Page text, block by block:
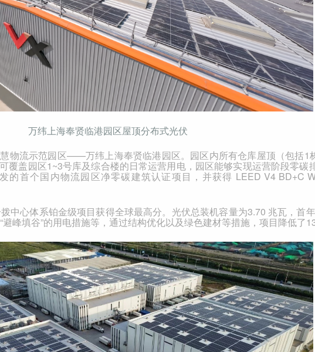
万纬上海奉贤临港园区屋顶分布式光伏
物流示范园区——万纬上海奉贤临港园区。园区内所有仓库屋顶（包括1
覆盖园区1~3号库及综合楼的日常运营用电，园区能够实现运营阶段零碳
的首个国内物流园区净零碳建筑认证项目，并获得 LEED V4 BD+C
中心体系铂金级项目获得全球最高分。光伏总装机容量为3.70 兆瓦，首
峰填谷”的用电措施等，通过结构优化以及绿色建材等措施，项目降低了